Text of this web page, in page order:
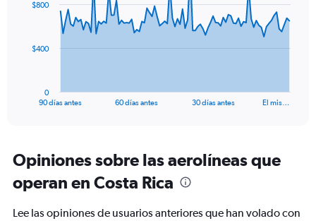
Range:
2.4.
data
The
Range:
91
categories.
The
chart
90 días antes 60 días antes 30 días antes El mis…
0
$400
$800
Opiniones sobre las aerolíneas que
operan en Costa Rica
Lee las opiniones de usuarios anteriores que han volado con